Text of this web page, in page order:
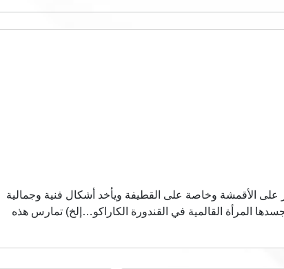
على الأقمشة وخاصة على القطيفة ويأخد أشكال فنية وجمالية
المرأة القالمية في القندورة الكاراكو…إلخ) تمارس هذه